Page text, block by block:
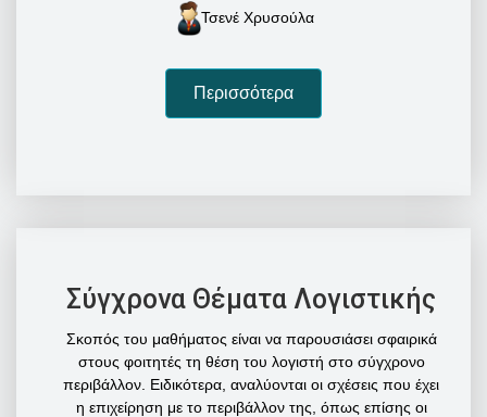
Τσενέ Χρυσούλα
Περισσότερα
Σύγχρονα Θέματα Λογιστικής
Σκοπός του μαθήματος είναι να παρουσιάσει σφαιρικά
στους φοιτητές τη θέση του λογιστή στο σύγχρονο
περιβάλλον. Ειδικότερα, αναλύονται οι σχέσεις που έχει
η επιχείρηση με το περιβάλλον της, όπως επίσης οι